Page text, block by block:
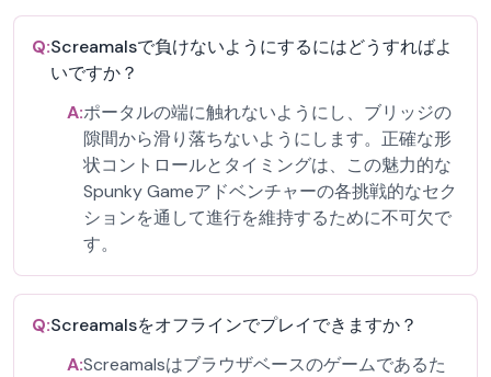
Q:Screamalsで負けないようにするにはどうすればよ
いですか？
A:ポータルの端に触れないようにし、ブリッジの
隙間から滑り落ちないようにします。正確な形
状コントロールとタイミングは、この魅力的な
Spunky Gameアドベンチャーの各挑戦的なセク
ションを通して進行を維持するために不可欠で
す。
Q:Screamalsをオフラインでプレイできますか？
A:Screamalsはブラウザベースのゲームであるた